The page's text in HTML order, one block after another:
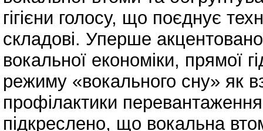
гігієни голосу, що поєднує
складові. Уперше акцентовано
вокальної економіки, прямої
режиму «вокального сну» як
профілактики
підкреслено, що вокальна